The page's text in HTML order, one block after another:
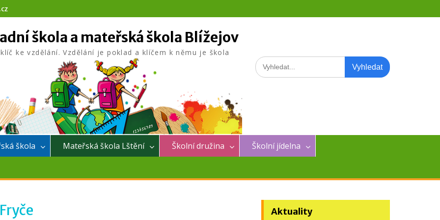
škola a mateřská škola Blížejov
ke vzdělání. Vzdělání je poklad a klíčem k němu je škola
Search
for:
škola Mateřská škola Lštění Školní družina
Školní jídelna
Aktuality